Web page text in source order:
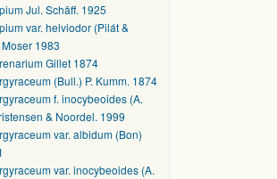
Jul. Schäff. 1925
var. helviodor (Pilát &
1983
Gillet 1874
(Bull.) P. Kumm. 1874
f. inocybeoides (A.
& Noordel. 1999
var. albidum (Bon)
var. inocybeoides (A.